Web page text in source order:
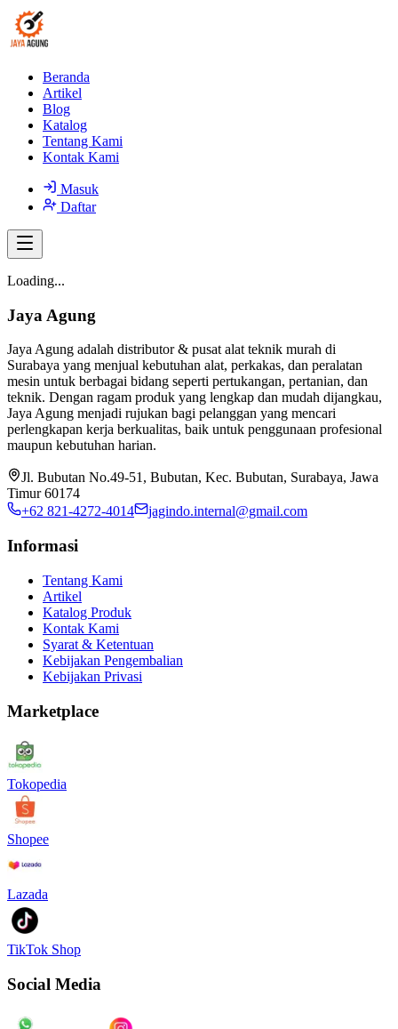
Beranda
Artikel
Blog
Katalog
Tentang Kami
Kontak Kami
Masuk
Daftar
Loading...
Jaya Agung
Jaya Agung adalah distributor & pusat alat teknik murah di
Surabaya yang menjual kebutuhan alat, perkakas, dan peralatan
mesin untuk berbagai bidang seperti pertukangan, pertanian, dan
teknik. Dengan ragam produk yang lengkap dan mudah dijangkau,
Jaya Agung menjadi rujukan bagi pelanggan yang mencari
perlengkapan kerja berkualitas, baik untuk penggunaan profesional
maupun kebutuhan harian.
Jl. Bubutan No.49-51, Bubutan, Kec. Bubutan, Surabaya, Jawa
Timur 60174
+62 821-4272-4014
jagindo.internal@gmail.com
Informasi
Tentang Kami
Artikel
Katalog Produk
Kontak Kami
Syarat & Ketentuan
Kebijakan Pengembalian
Kebijakan Privasi
Marketplace
Tokopedia
Shopee
Lazada
TikTok Shop
Social Media